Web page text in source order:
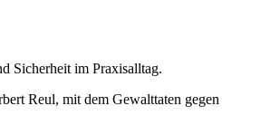
Sicherheit im Praxisalltag.
Reul, mit dem Gewalttaten gegen